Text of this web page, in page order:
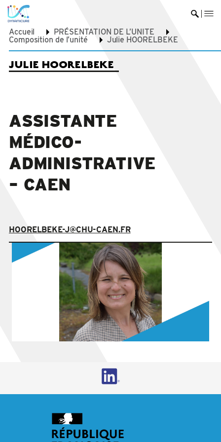
Accueil
PRÉSENTATION DE L’UNITE
Composition de l’unité
Julie HOORELBEKE
JULIE HOORELBEKE
ASSISTANTE
MÉDICO-
ADMINISTRATIVE
– CAEN
HOORELBEKE-J@CHU-CAEN.FR